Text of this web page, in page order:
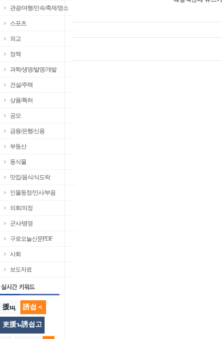
관광/여행/민속/축제/명소
스포츠
외교
정책
과학/생명/발명/개발
건설/주택
상품/특허
공모
금융/은행/신용
부동산
동식물
맛집/음식/식도락
인물동정/인사/부음
의회/의정
군사/병영
구로오늘신문PDF
사회
보도자료
援щ 誘쇱＜
吏援ъ誘쇱고